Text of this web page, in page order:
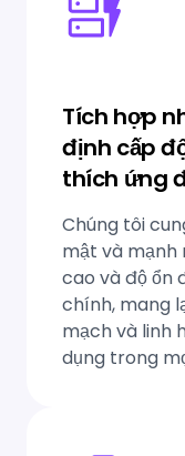
Tích hợp
định cấp
thích ứng
Chúng tôi
mật và mạnh
cao và độ ổn
chính, mang
mạch và linh
dụng trong